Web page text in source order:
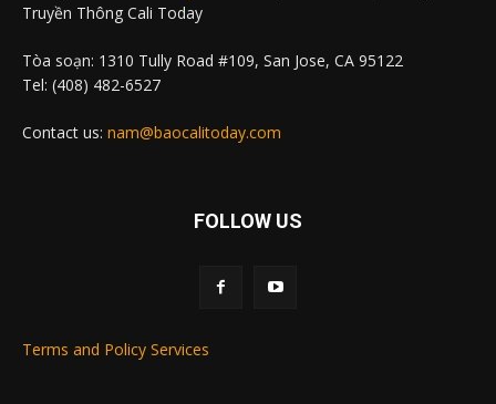
Truyền Thông Cali Today
Tòa soạn: 1310 Tully Road #109, San Jose, CA 95122
Tel: (408) 482-6527
Contact us: nam@baocalitoday.com
FOLLOW US
Terms and Policy Services